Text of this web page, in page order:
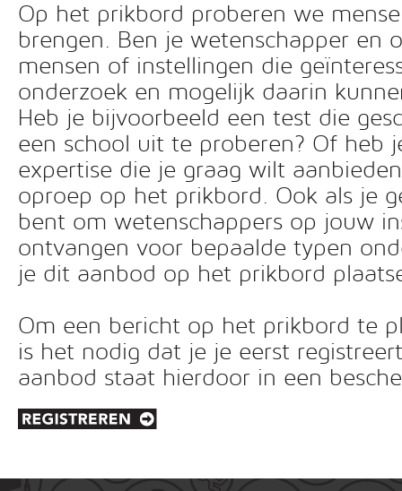
Op het prikbord proberen we
brengen. Ben je wetenschapper en
mensen of instellingen die
onderzoek en mogelijk daarin
Heb je bijvoorbeeld een test die
een school uit te proberen? Of heb
expertise die je graag wilt
oproep op het prikbord. Ook als je
bent om wetenschappers op jouw
ontvangen voor bepaalde typen
je dit aanbod op het prikbord
Om een bericht op het prikbord te
is het nodig dat je je eerst
aanbod staat hierdoor in een